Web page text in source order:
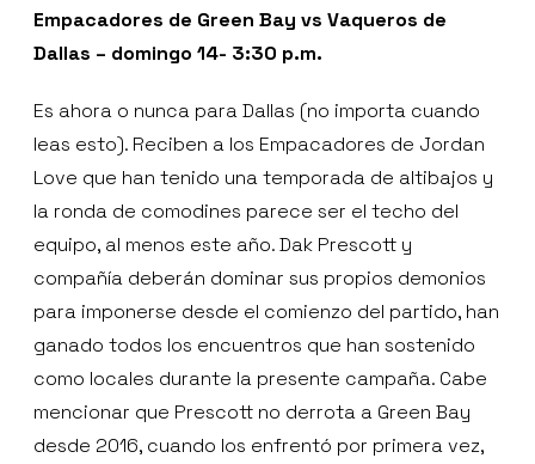
Empacadores de Green Bay vs Vaqueros de
Dallas – domingo 14- 3:30 p.m.
Es ahora o nunca para Dallas (no importa cuando
leas esto). Reciben a los Empacadores de Jordan
Love que han tenido una temporada de altibajos y
la ronda de comodines parece ser el techo del
equipo, al menos este año. Dak Prescott y
compañía deberán dominar sus propios demonios
para imponerse desde el comienzo del partido, han
ganado todos los encuentros que han sostenido
como locales durante la presente campaña. Cabe
mencionar que Prescott no derrota a Green Bay
desde 2016, cuando los enfrentó por primera vez,